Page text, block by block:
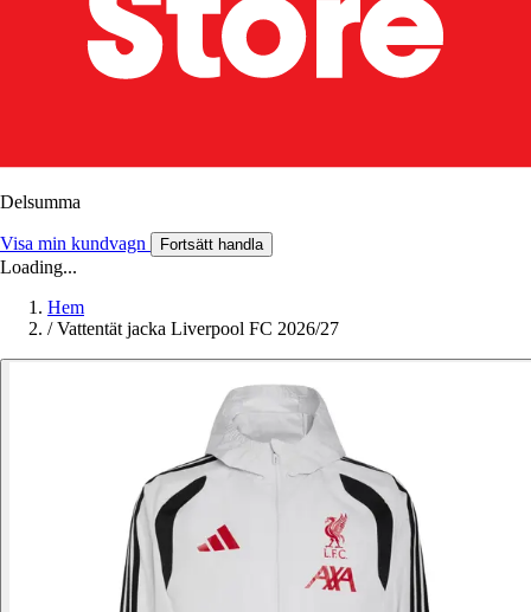
Delsumma
Visa min kundvagn Fortsätt handla
Loading...
Hem
/ Vattentät jacka Liverpool FC 2026/27